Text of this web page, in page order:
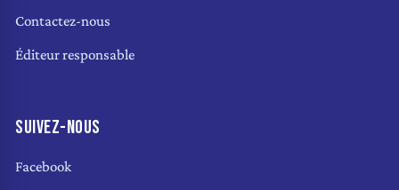
Contactez-nous
Éditeur responsable
SUIVEZ-NOUS
Facebook